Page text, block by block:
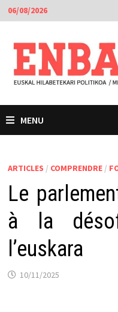
Passer
au
contenu
06/08/2026
MENU
ARTICLES / COMPRENDRE/
Le
à la
l’euskara
10/11/2025